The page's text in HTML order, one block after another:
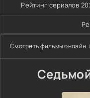
Рейтинг сериалов
Смотреть фильмы онлайн